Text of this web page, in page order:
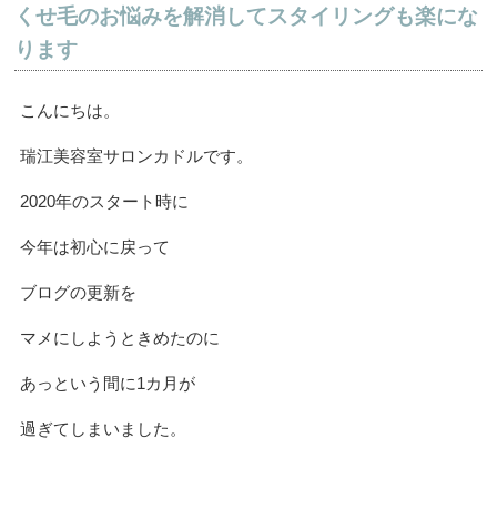
くせ毛のお悩みを解消してスタイリングも楽にな
ります
こんにちは。
瑞江美容室サロンカドルです。
2020年のスタート時に
今年は初心に戻って
ブログの更新を
マメにしようときめたのに
あっという間に1カ月が
過ぎてしまいました。